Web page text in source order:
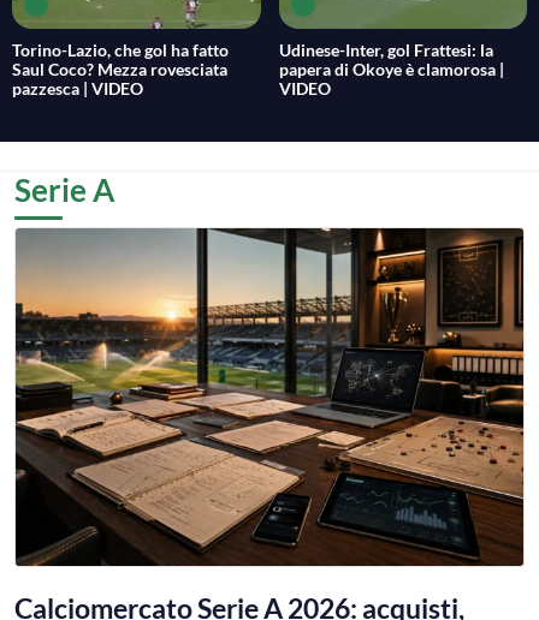
Torino-Lazio, che gol ha fatto
Saul Coco? Mezza rovesciata
pazzesca | VIDEO
Udinese-Inter, gol Frattesi: la
papera di Okoye è clamorosa |
VIDEO
Serie A
Calciomercato Serie A 2026: acquisti,